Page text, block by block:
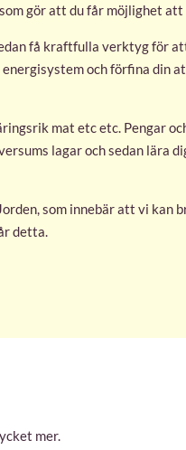
gör att du får möjlighet
få kraftfulla verktyg för
och förfina din
mat etc etc. Pengar
lagar och sedan lära
som innebär att vi kan
detta.
mer.